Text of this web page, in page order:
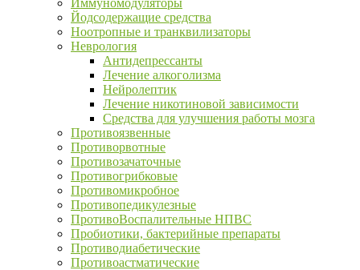
Иммуномодуляторы
Йодсодержащие средства
Ноотропные и транквилизаторы
Неврология
Антидепрессанты
Лечение алкоголизма
Нейролептик
Лечение никотиновой зависимости
Средства для улучшения работы мозга
Противоязвенные
Противорвотные
Противозачаточные
Противогрибковые
Противомикробное
Противопедикулезные
ПротивоВоспалительные НПВС
Пробиотики, бактерийные препараты
Противодиабетические
Противоастматические